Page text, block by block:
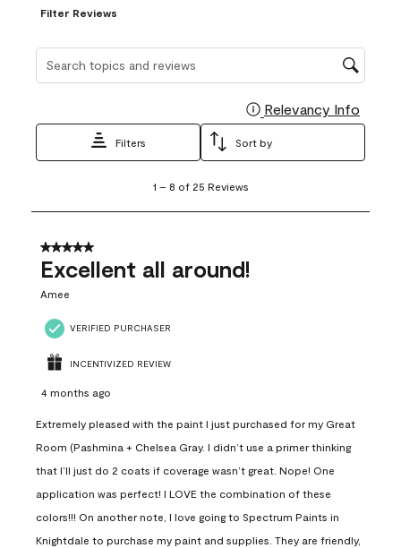
Filter Reviews
Relevancy Info
Filters Sort by
8
25
Reviews
1 – 8 of 25 Reviews
5 out of 5 stars.
Excellent all around!
Amee
VERIFIED PURCHASER
INCENTIVIZED REVIEW
4 months ago
Extremely pleased with the paint I just purchased for my Great
Room (Pashmina + Chelsea Gray. I didn’t use a primer thinking
that I’ll just do 2 coats if coverage wasn’t great. Nope! One
application was perfect! I LOVE the combination of these
colors!!! On another note, I love going to Spectrum Paints in
Knightdale to purchase my paint and supplies. They are friendly,